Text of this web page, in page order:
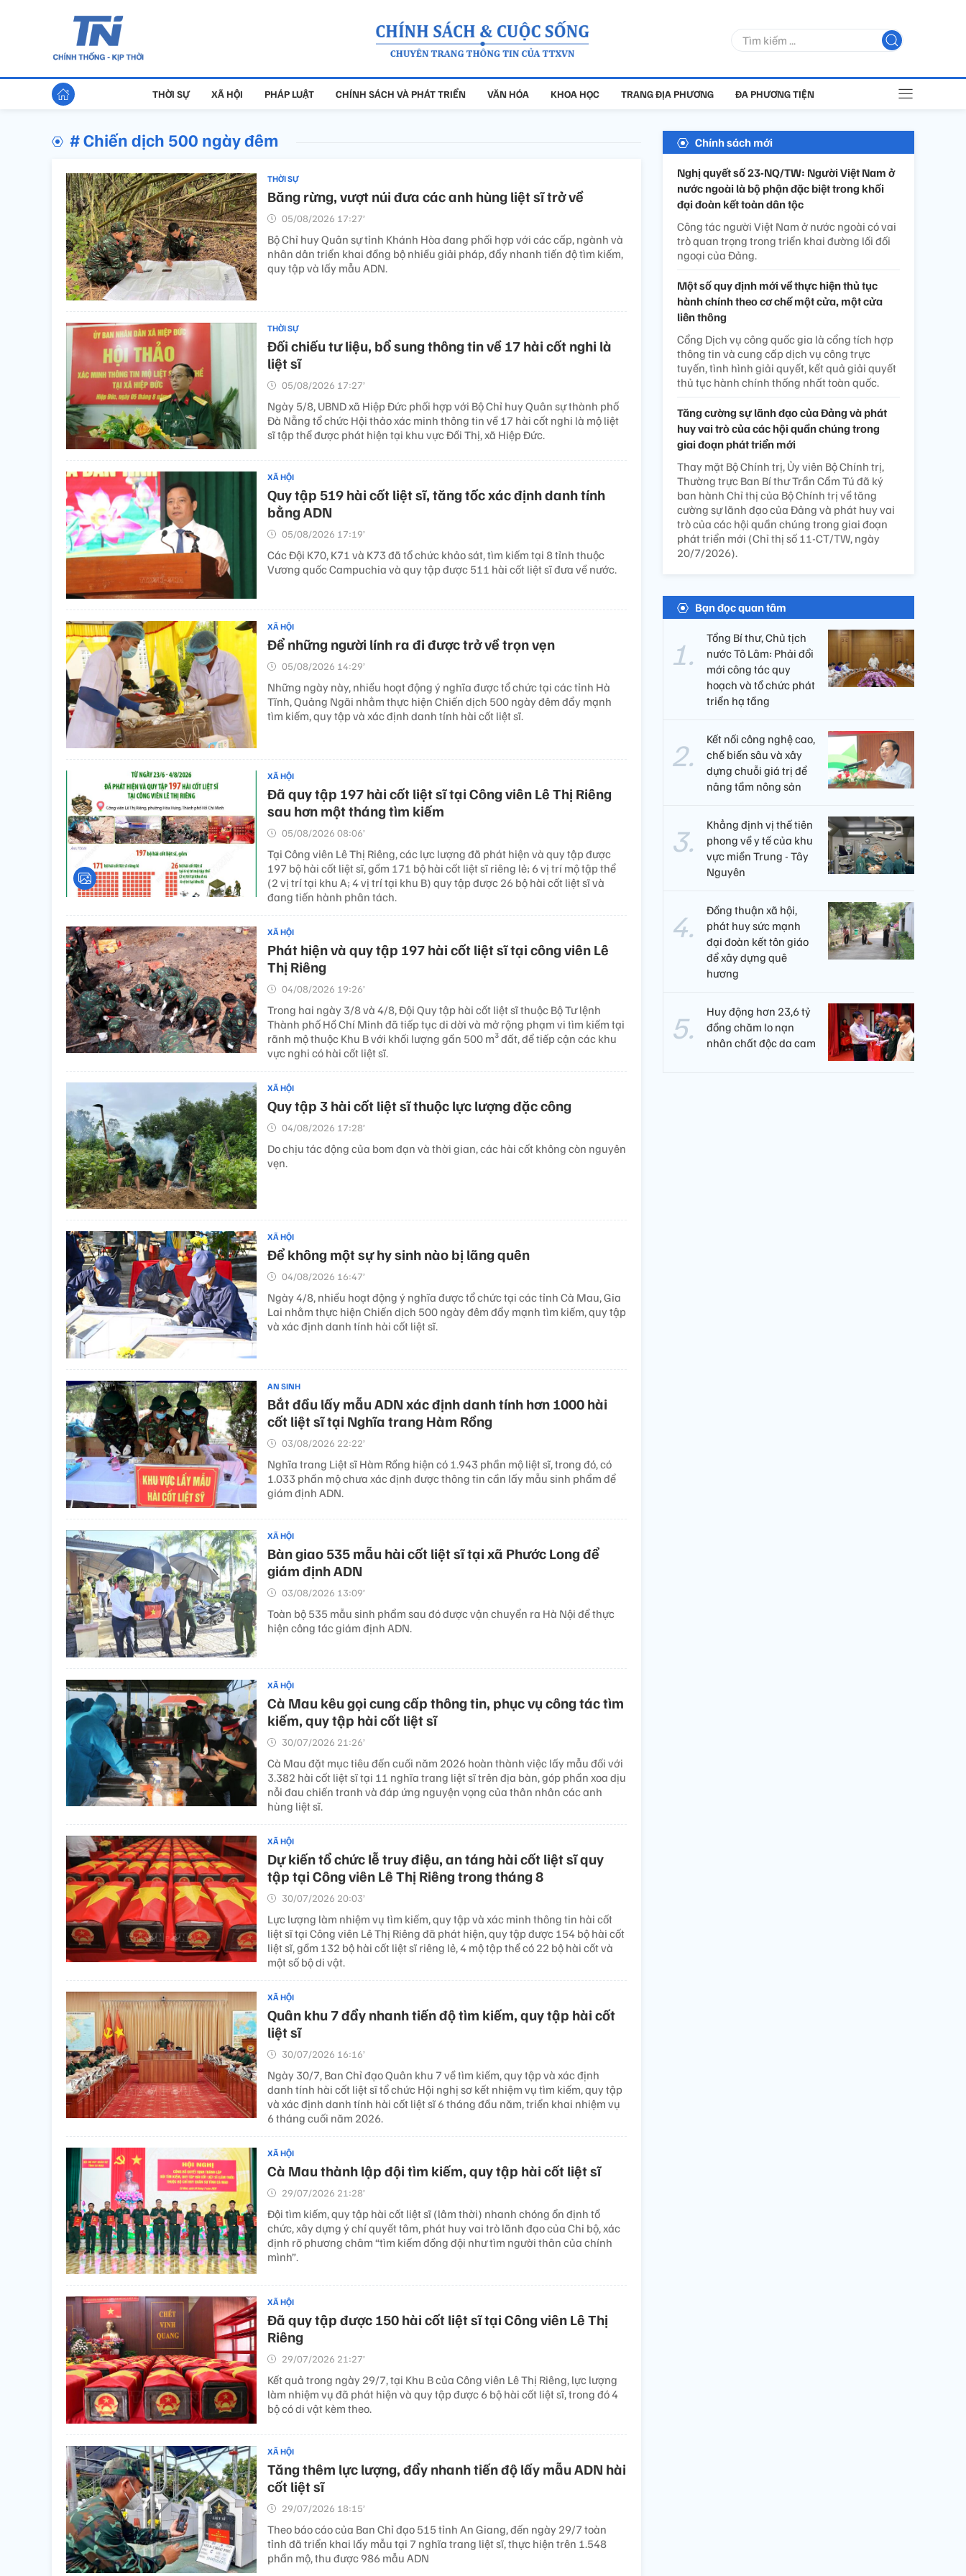
THỜI SỰ XÃ HỘI PHÁP LUẬT CHÍNH SÁCH VÀ PHÁT TRIỂN VĂN HÓA KHOA HỌC TRANG ĐỊA PHƯƠNG ĐA PHƯƠNG TIỆN
# Chiến dịch 500 ngày đêm
THỜI SỰ
Băng rừng, vượt núi đưa các anh hùng liệt sĩ trở về
05/08/2026 17:27’
Bộ Chỉ huy Quân sự tỉnh Khánh Hòa đang phối hợp với các cấp, ngành và
nhân dân triển khai đồng bộ nhiều giải pháp, đẩy nhanh tiến độ tìm kiếm,
quy tập và lấy mẫu ADN.
THỜI SỰ
Đối chiếu tư liệu, bổ sung thông tin về 17 hài cốt nghi là
liệt sĩ
05/08/2026 17:27’
Ngày 5/8, UBND xã Hiệp Đức phối hợp với Bộ Chỉ huy Quân sự thành phố
Đà Nẵng tổ chức Hội thảo xác minh thông tin về 17 hài cốt nghi là mộ liệt
sĩ tập thể được phát hiện tại khu vực Đồi Thị, xã Hiệp Đức.
XÃ HỘI
Quy tập 519 hài cốt liệt sĩ, tăng tốc xác định danh tính
bằng ADN
05/08/2026 17:19’
Các Đội K70, K71 và K73 đã tổ chức khảo sát, tìm kiếm tại 8 tỉnh thuộc
Vương quốc Campuchia và quy tập được 511 hài cốt liệt sĩ đưa về nước.
XÃ HỘI
Để những người lính ra đi được trở về trọn vẹn
05/08/2026 14:29’
Những ngày này, nhiều hoạt động ý nghĩa được tổ chức tại các tỉnh Hà
Tĩnh, Quảng Ngãi nhằm thực hiện Chiến dịch 500 ngày đêm đẩy mạnh
tìm kiếm, quy tập và xác định danh tính hài cốt liệt sĩ.
XÃ HỘI
Đã quy tập 197 hài cốt liệt sĩ tại Công viên Lê Thị Riêng
sau hơn một tháng tìm kiếm
05/08/2026 08:06’
Tại Công viên Lê Thị Riêng, các lực lượng đã phát hiện và quy tập được
197 bộ hài cốt liệt sĩ, gồm 171 bộ hài cốt liệt sĩ riêng lẻ; 6 vị trí mộ tập thể
(2 vị trí tại khu A; 4 vị trí tại khu B) quy tập được 26 bộ hài cốt liệt sĩ và
đang tiến hành phân tách.
XÃ HỘI
Phát hiện và quy tập 197 hài cốt liệt sĩ tại công viên Lê
Thị Riêng
04/08/2026 19:26’
Trong hai ngày 3/8 và 4/8, Đội Quy tập hài cốt liệt sĩ thuộc Bộ Tư lệnh
Thành phố Hồ Chí Minh đã tiếp tục di dời và mở rộng phạm vi tìm kiếm tại
rãnh mộ thuộc Khu B với khối lượng gần 500 m³ đất, để tiếp cận các khu
vực nghi có hài cốt liệt sĩ.
XÃ HỘI
Quy tập 3 hài cốt liệt sĩ thuộc lực lượng đặc công
04/08/2026 17:28’
Do chịu tác động của bom đạn và thời gian, các hài cốt không còn nguyên
vẹn.
XÃ HỘI
Để không một sự hy sinh nào bị lãng quên
04/08/2026 16:47’
Ngày 4/8, nhiều hoạt động ý nghĩa được tổ chức tại các tỉnh Cà Mau, Gia
Lai nhằm thực hiện Chiến dịch 500 ngày đêm đẩy mạnh tìm kiếm, quy tập
và xác định danh tính hài cốt liệt sĩ.
AN SINH
Bắt đầu ​lấy mẫu ADN xác định danh tính hơn 1000 hài
cốt liệt sĩ tại Nghĩa trang Hàm Rồng
03/08/2026 22:22’
Nghĩa trang Liệt sĩ Hàm Rồng hiện có 1.943 phần mộ liệt sĩ, trong đó, có
1.033 phần mộ chưa xác định được thông tin cần lấy mẫu sinh phẩm để
giám định ADN.
XÃ HỘI
Bàn giao 535 mẫu hài cốt liệt sĩ tại xã Phước Long để
giám định ADN
03/08/2026 13:09’
Toàn bộ 535 mẫu sinh phẩm sau đó được vận chuyển ra Hà Nội để thực
hiện công tác giám định ADN.
XÃ HỘI
Cà Mau kêu gọi cung cấp thông tin, phục vụ công tác tìm
kiếm, quy tập hài cốt liệt sĩ
30/07/2026 21:26’
Cà Mau đặt mục tiêu đến cuối năm 2026 hoàn thành việc lấy mẫu đối với
3.382 hài cốt liệt sĩ tại 11 nghĩa trang liệt sĩ trên địa bàn, góp phần xoa dịu
nỗi đau chiến tranh và đáp ứng nguyện vọng của thân nhân các anh
hùng liệt sĩ.
XÃ HỘI
Dự kiến tổ chức lễ truy điệu, an táng hài cốt liệt sĩ quy
tập tại Công viên Lê Thị Riêng trong tháng 8
30/07/2026 20:03’
Lực lượng làm nhiệm vụ tìm kiếm, quy tập và xác minh thông tin hài cốt
liệt sĩ tại Công viên Lê Thị Riêng đã phát hiện, quy tập được 154 bộ hài cốt
liệt sĩ, gồm 132 bộ hài cốt liệt sĩ riêng lẻ, 4 mộ tập thể có 22 bộ hài cốt và
một số bộ di vật.
XÃ HỘI
Quân khu 7 đẩy nhanh tiến độ tìm kiếm, quy tập hài cốt
liệt sĩ
30/07/2026 16:16’
Ngày 30/7, Ban Chỉ đạo Quân khu 7 về tìm kiếm, quy tập và xác định
danh tính hài cốt liệt sĩ tổ chức Hội nghị sơ kết nhiệm vụ tìm kiếm, quy tập
và xác định danh tính hài cốt liệt sĩ 6 tháng đầu năm, triển khai nhiệm vụ
6 tháng cuối năm 2026.
XÃ HỘI
Cà Mau thành lập đội tìm kiếm, quy tập hài cốt liệt sĩ
29/07/2026 21:28’
Đội tìm kiếm, quy tập hài cốt liệt sĩ (lâm thời) nhanh chóng ổn định tổ
chức, xây dựng ý chí quyết tâm, phát huy vai trò lãnh đạo của Chi bộ, xác
định rõ phương châm “tìm kiếm đồng đội như tìm người thân của chính
mình”.
XÃ HỘI
Đã quy tập được 150 hài cốt liệt sĩ tại Công viên Lê Thị
Riêng
29/07/2026 21:27’
Kết quả trong ngày 29/7, tại Khu B của Công viên Lê Thị Riêng, lực lượng
làm nhiệm vụ đã phát hiện và quy tập được 6 bộ hài cốt liệt sĩ, trong đó 4
bộ có di vật kèm theo.
XÃ HỘI
Tăng thêm lực lượng, đẩy nhanh tiến độ lấy mẫu ADN hài
cốt liệt sĩ
29/07/2026 18:15’
Theo báo cáo của Ban Chỉ đạo 515 tỉnh An Giang, đến ngày 29/7 toàn
tỉnh đã triển khai lấy mẫu tại 7 nghĩa trang liệt sĩ, thực hiện trên 1.548
phần mộ, thu được 986 mẫu ADN
Chính sách mới
Nghị quyết số 23-NQ/TW: Người Việt Nam ở
nước ngoài là bộ phận đặc biệt trong khối
đại đoàn kết toàn dân tộc
Công tác người Việt Nam ở nước ngoài có vai
trò quan trọng trong triển khai đường lối đối
ngoại của Đảng.
Một số quy định mới về thực hiện thủ tục
hành chính theo cơ chế một cửa, một cửa
liên thông
Cổng Dịch vụ công quốc gia là cổng tích hợp
thông tin và cung cấp dịch vụ công trực
tuyến, tình hình giải quyết, kết quả giải quyết
thủ tục hành chính thống nhất toàn quốc.
Tăng cường sự lãnh đạo của Đảng và phát
huy vai trò của các hội quần chúng trong
giai đoạn phát triển mới
Thay mặt Bộ Chính trị, Ủy viên Bộ Chính trị,
Thường trực Ban Bí thư Trần Cẩm Tú đã ký
ban hành Chỉ thị của Bộ Chính trị về tăng
cường sự lãnh đạo của Đảng và phát huy vai
trò của các hội quần chúng trong giai đoạn
phát triển mới (Chỉ thị số 11-CT/TW, ngày
20/7/2026).
Bạn đọc quan tâm
Tổng Bí thư, Chủ tịch
nước Tô Lâm: Phải đổi
mới công tác quy
hoạch và tổ chức phát
triển hạ tầng
Kết nối công nghệ cao,
chế biến sâu và xây
dựng chuỗi giá trị để
nâng tầm nông sản
Khẳng định vị thế tiên
phong về y tế của khu
vực miền Trung - Tây
Nguyên ​
Đồng thuận xã hội,
phát huy sức mạnh
đại đoàn kết tôn giáo
để xây dựng quê
hương
Huy động hơn 23,6 tỷ
đồng chăm lo nạn
nhân chất độc da cam